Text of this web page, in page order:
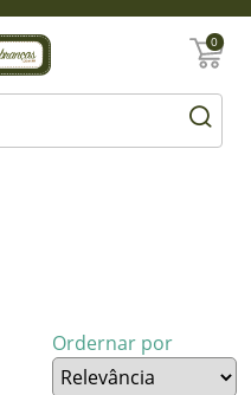
0
Ordernar por